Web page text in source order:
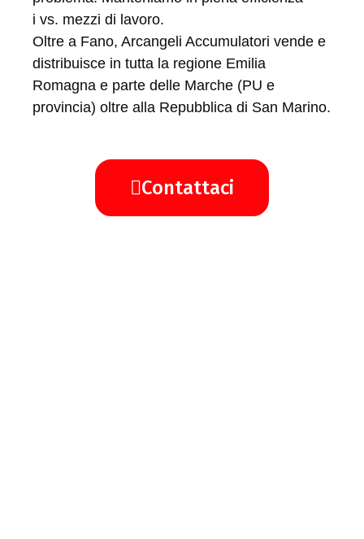
i vs. mezzi di lavoro.
Oltre a Fano, Arcangeli Accumulatori vende e
distribuisce in tutta la regione Emilia
Romagna e parte delle Marche (PU e
provincia) oltre alla Repubblica di San Marino.
Contattaci